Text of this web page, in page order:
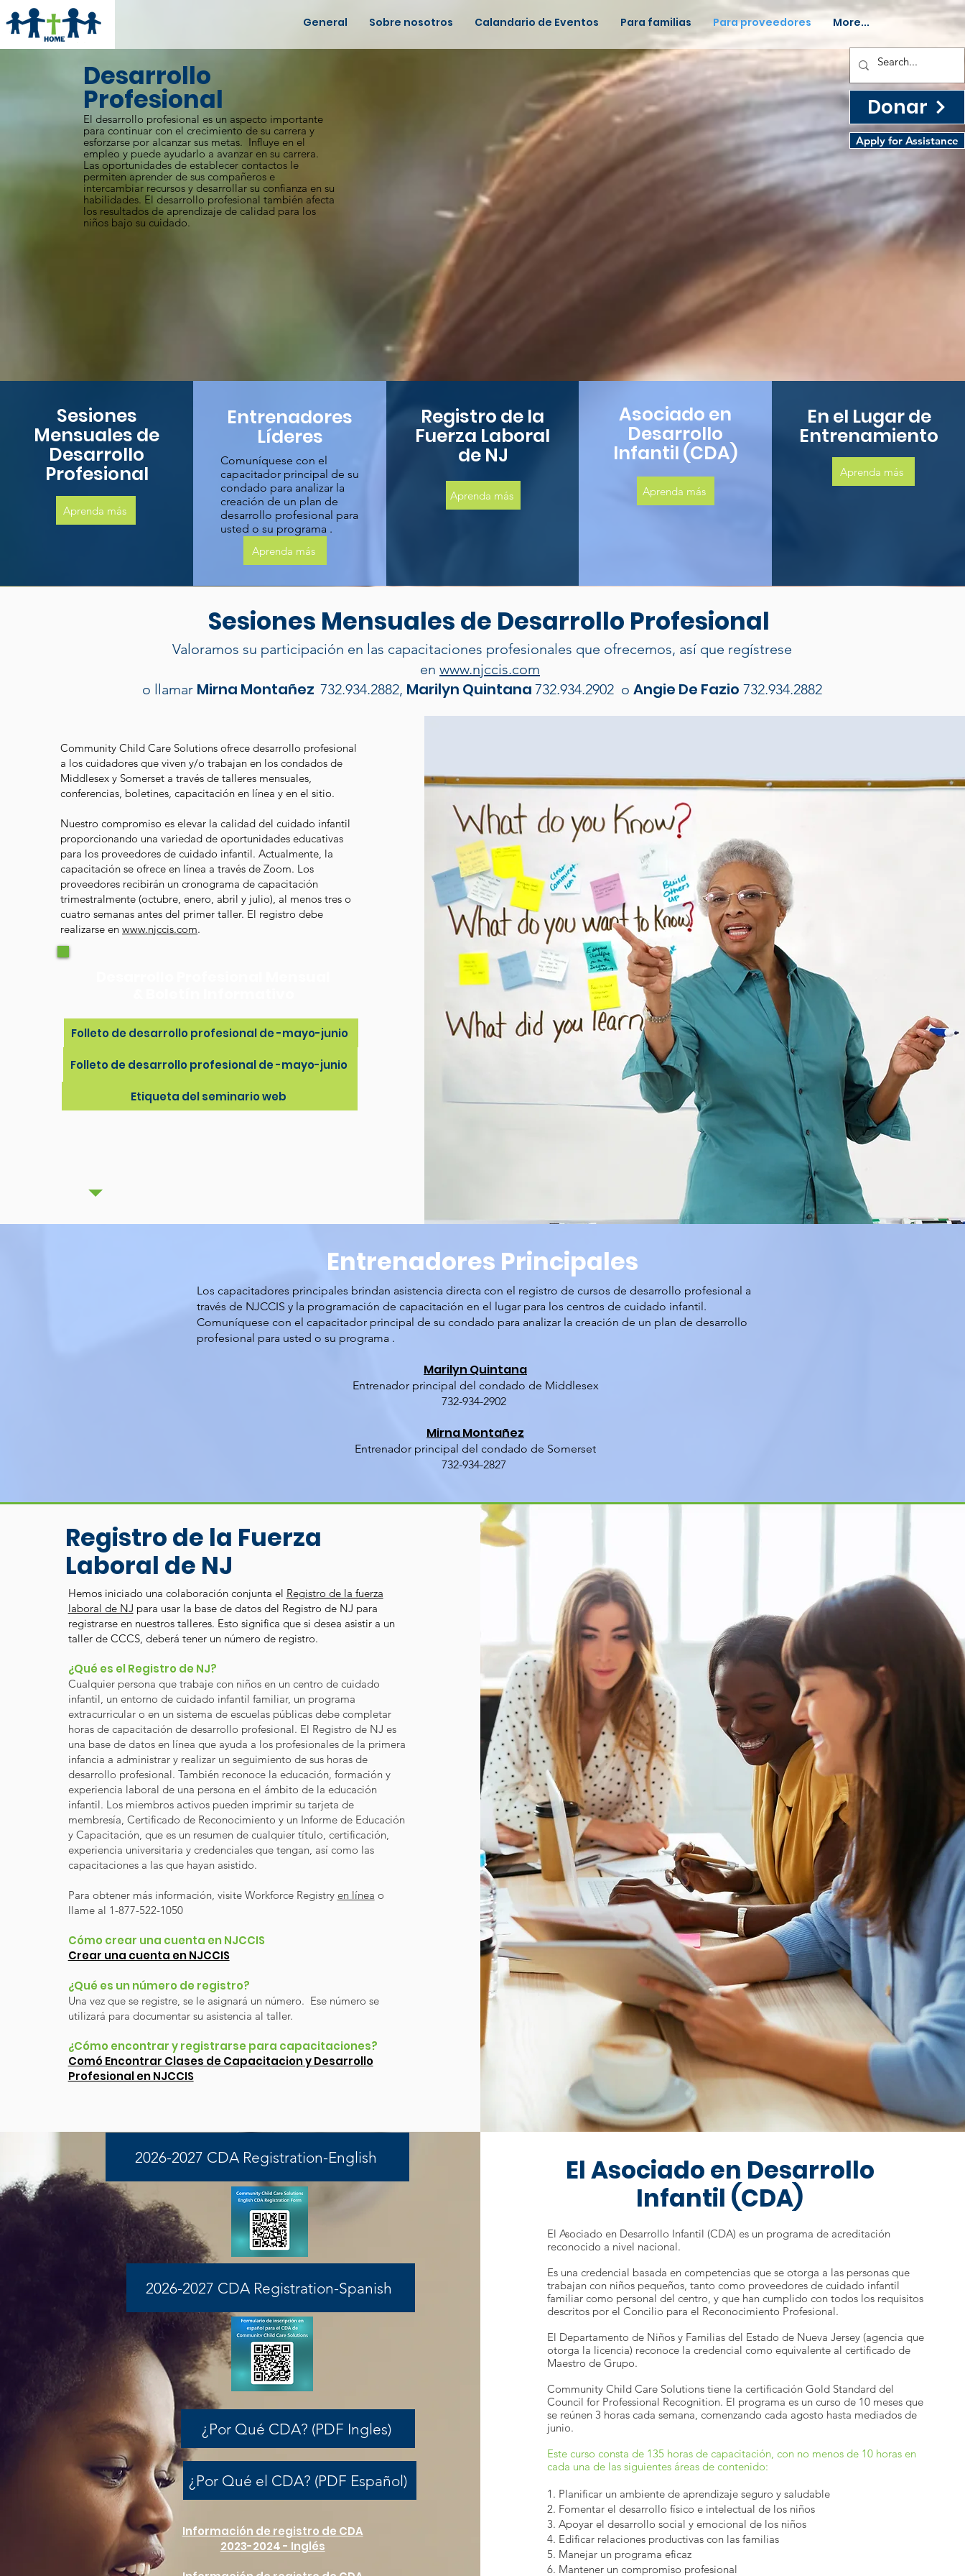
Donar
Apply for Assistance
General Sobre nosotros Calandario de Eventos Para familias Para proveedores More...
Desarrollo
Profesional
El desarrollo profesional es un aspecto importante
para continuar con el crecimiento de su carrera y
esforzarse por alcanzar sus metas. Influye en el
empleo y puede ayudarlo a avanzar en su carrera.
Las oportunidades de establecer contactos le
permiten aprender de sus compañeros e
intercambiar recursos y desarrollar su confianza en su
habilidades. El desarrollo profesional también afecta
los resultados de aprendizaje de calidad para los
niños bajo su cuidado.
Sesiones
Mensuales de
Desarrollo
Profesional
Aprenda más
Entrenadores
Líderes
Comuníquese con el
capacitador principal de su
condado para analizar la
creación de un plan de
desarrollo profesional para
usted o su programa .
Aprenda más
Registro de la
Fuerza Laboral
de NJ
Aprenda más
Asociado en
Desarrollo
Infantil (CDA)
Aprenda más
En el Lugar de
Entrenamiento
Aprenda más
Sesiones Mensuales de Desarrollo Profesional
Valoramos su participación en las capacitaciones profesionales que ofrecemos, así que regístrese
en www.njccis.com
o llamar Mirna Montañez 732.934.2882, Marilyn Quintana 732.934.2902 o Angie De Fazio 732.934.2882
Community Child Care Solutions ofrece desarrollo profesional
a los cuidadores que viven y/o trabajan en los condados de
Middlesex y Somerset a través de talleres mensuales,
conferencias, boletines, capacitación en línea y en el sitio.
Nuestro compromiso es elevar la calidad del cuidado infantil
proporcionando una variedad de oportunidades educativas
para los proveedores de cuidado infantil. Actualmente, la
capacitación se ofrece en línea a través de Zoom. Los
proveedores recibirán un cronograma de capacitación
trimestralmente (octubre, enero, abril y julio), al menos tres o
cuatro semanas antes del primer taller. El registro debe
realizarse enwww.njccis.com.
Folleto de desarrollo profesional de -mayo-junio
Folleto de desarrollo profesional de -mayo-junio
Etiqueta del seminario web
Estándares de aprendizaje temprano de NJ desde el nacimiento hasta los tres años
Entrenadores Principales
Los capacitadores principales brindan asistencia directa con el registro de cursos de desarrollo profesional a
través de NJCCIS y la programación de capacitación en el lugar para los centros de cuidado infantil.
Comuníquese con el capacitador principal de su condado para analizar la creación de un plan de desarrollo
profesional para usted o su programa .
Marilyn Quintana
Entrenador principal del condado de Middlesex
732-934-2902
Mirna Montañez
Entrenador principal del condado de Somerset
732-934-2827
Registro de la Fuerza
Laboral de NJ
Hemos iniciado una colaboración conjunta el Registro de la fuerza
laboral de NJ para usar la base de datos del Registro de NJ para
registrarse en nuestros talleres. Esto significa que si desea asistir a un
taller de CCCS, deberá tener un número de registro.
¿Qué es el Registro de NJ?
Cualquier persona que trabaje con niños en un centro de cuidado
infantil, un entorno de cuidado infantil familiar, un programa
extracurricular o en un sistema de escuelas públicas debe completar
horas de capacitación de desarrollo profesional. El Registro de NJ es
una base de datos en línea que ayuda a los profesionales de la primera
infancia a administrar y realizar un seguimiento de sus horas de
desarrollo profesional. También reconoce la educación, formación y
experiencia laboral de una persona en el ámbito de la educación
infantil. Los miembros activos pueden imprimir su tarjeta de
membresía, Certificado de Reconocimiento y un Informe de Educación
y Capacitación, que es un resumen de cualquier título, certificación,
experiencia universitaria y credenciales que tengan, así como las
capacitaciones a las que hayan asistido.
Para obtener más información, visite Workforce Registry en línea o
llame al 1-877-522-1050
Cómo crear una cuenta en NJCCIS
Crear una cuenta en NJCCIS
¿Qué es un número de registro?
Una vez que se registre, se le asignará un número. Ese número se
utilizará para documentar su asistencia al taller.
¿Cómo encontrar y registrarse para capacitaciones?
Comó Encontrar Clases de Capacitacion y Desarrollo
Profesional en NJCCIS
2026-2027 CDA Registration-English
2026-2027 CDA Registration-Spanish
¿Por Qué CDA? (PDF Ingles)
¿Por Qué el CDA? (PDF Español)
Información de registro de CDA
2023-2024 - Inglés
El Asociado en Desarrollo
Infantil (CDA)
​El Asociado en Desarrollo Infantil (CDA) es un programa de acreditación
reconocido a nivel nacional.
Es una credencial basada en competencias que se otorga a las personas que
trabajan con niños pequeños, tanto como proveedores de cuidado infantil
familiar como personal del centro, y que han cumplido con todos los requisitos
descritos por el Concilio para el Reconocimiento Profesional.
El Departamento de Niños y Familias del Estado de Nueva Jersey (agencia que
otorga la licencia) reconoce la credencial como equivalente al certificado de
Maestro de Grupo.
Community Child Care Solutions tiene la certificación Gold Standard del
Council for Professional Recognition. El programa es un curso de 10 meses que
se reúnen 3 horas cada semana, comenzando cada agosto hasta mediados de
junio.
Este curso consta de 135 horas de capacitación, con no menos de 10 horas en
cada una de las siguientes áreas de contenido:
1. Planificar un ambiente de aprendizaje seguro y saludable
2. Fomentar el desarrollo físico e intelectual de los niños
3. Apoyar el desarrollo social y emocional de los niños
4. Edificar relaciones productivas con las familias
5. Manejar un programa eficaz
6. Mantener un compromiso profesional